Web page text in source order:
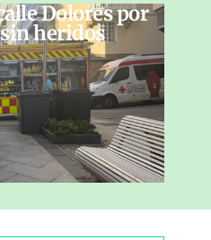
Dolores por
heridos